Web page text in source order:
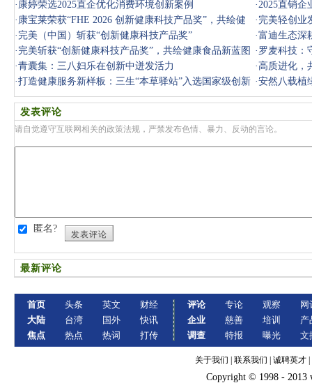
· 康婷荣选2025直企优化消费环境创新案例 ·2025直销企
· 康宝莱荣获“FHE 2026 创新健康科技产品奖”，共绘健
康新未来
· 完美轻创业
· 完美（中国）斩获“创新健康科技产品奖” ·富迪生态深
· 完美斩获“创新健康科技产品奖”，共绘健康食品新蓝图 · 罗麦科技：
·青囊集：三八妇乐在创新中迸发活力 ·高质进化，
健康消
·打造健康服务新样板：三生“本草驿站”入选国家级创新
案例
·安然八载植
发表评论
请自觉遵守互联网相关的政策法规，严禁发布色情、暴力、反动的言论。
匿名?
发表评论
最新评论
首页
大陆
焦点
头条
台湾
热点
英文
国外
热词
财经
快讯
打传
评论
企业
调查
专论
慈善
特报
观察
培训
曝光
网
产
文
关于我们 联系我们 诚聘英才
Copyright © 1998 - 2013